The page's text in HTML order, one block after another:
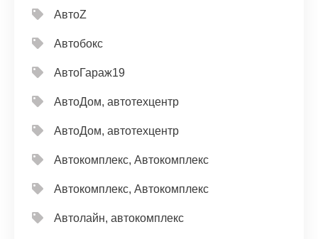
АвтоZ
Автобокс
АвтоГараж19
АвтоДом, автотехцентр
АвтоДом, автотехцентр
Автокомплекс, Автокомплекс
Автокомплекс, Автокомплекс
Автолайн, автокомплекс